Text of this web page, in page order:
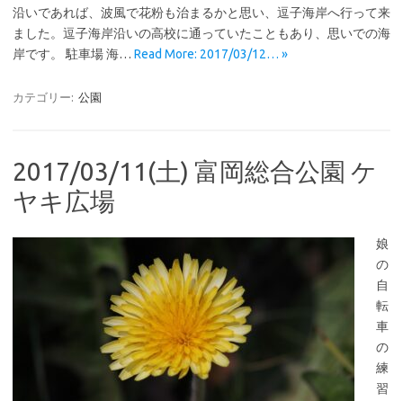
沿いであれば、波風で花粉も治まるかと思い、逗子海岸へ行って来
ました。逗子海岸沿いの高校に通っていたこともあり、思いでの海
岸です。 駐車場 海… Read More: 2017/03/12… »
カテゴリー: 公園
2017/03/11(土) 富岡総合公園 ケ
ヤキ広場
娘
の
自
転
車
の
練
習